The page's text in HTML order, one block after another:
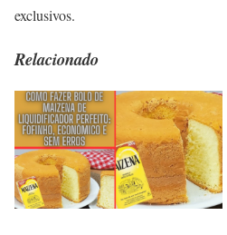
exclusivos.
Relacionado